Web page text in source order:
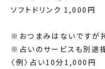
ソフトドリンク 1,000円
※おつまみはないですが
※占いのサービスも別途
〈例〉占い10分1,000円